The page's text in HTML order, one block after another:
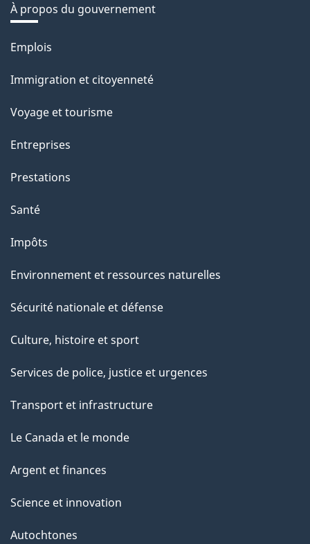
À propos du gouvernement
Thèmes
sujets
Emplois
Immigration et citoyenneté
Voyage et tourisme
Entreprises
Prestations
Santé
Impôts
Environnement et ressources naturelles
Sécurité nationale et défense
Culture, histoire et sport
Services de police, justice et urgences
Transport et infrastructure
Le Canada et le monde
Argent et finances
Science et innovation
Autochtones